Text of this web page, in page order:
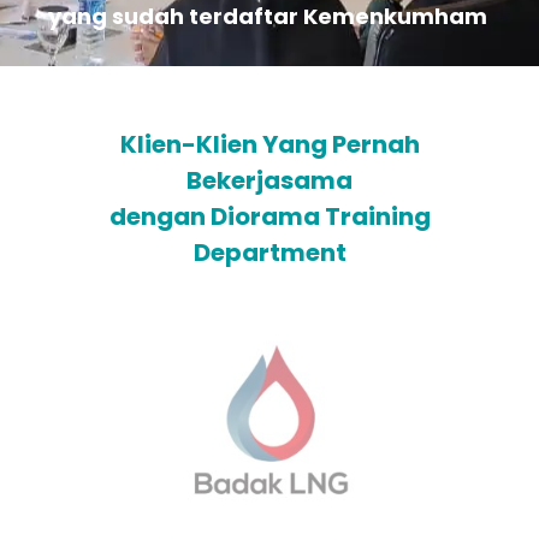
yang sudah terdaftar Kemenkumham
Klien-Klien Yang Pernah
Bekerjasama
dengan Diorama Training
Department